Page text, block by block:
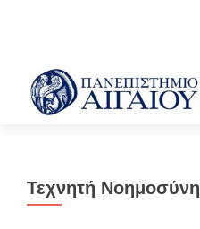
Τεχνητή Νοημοσύνη